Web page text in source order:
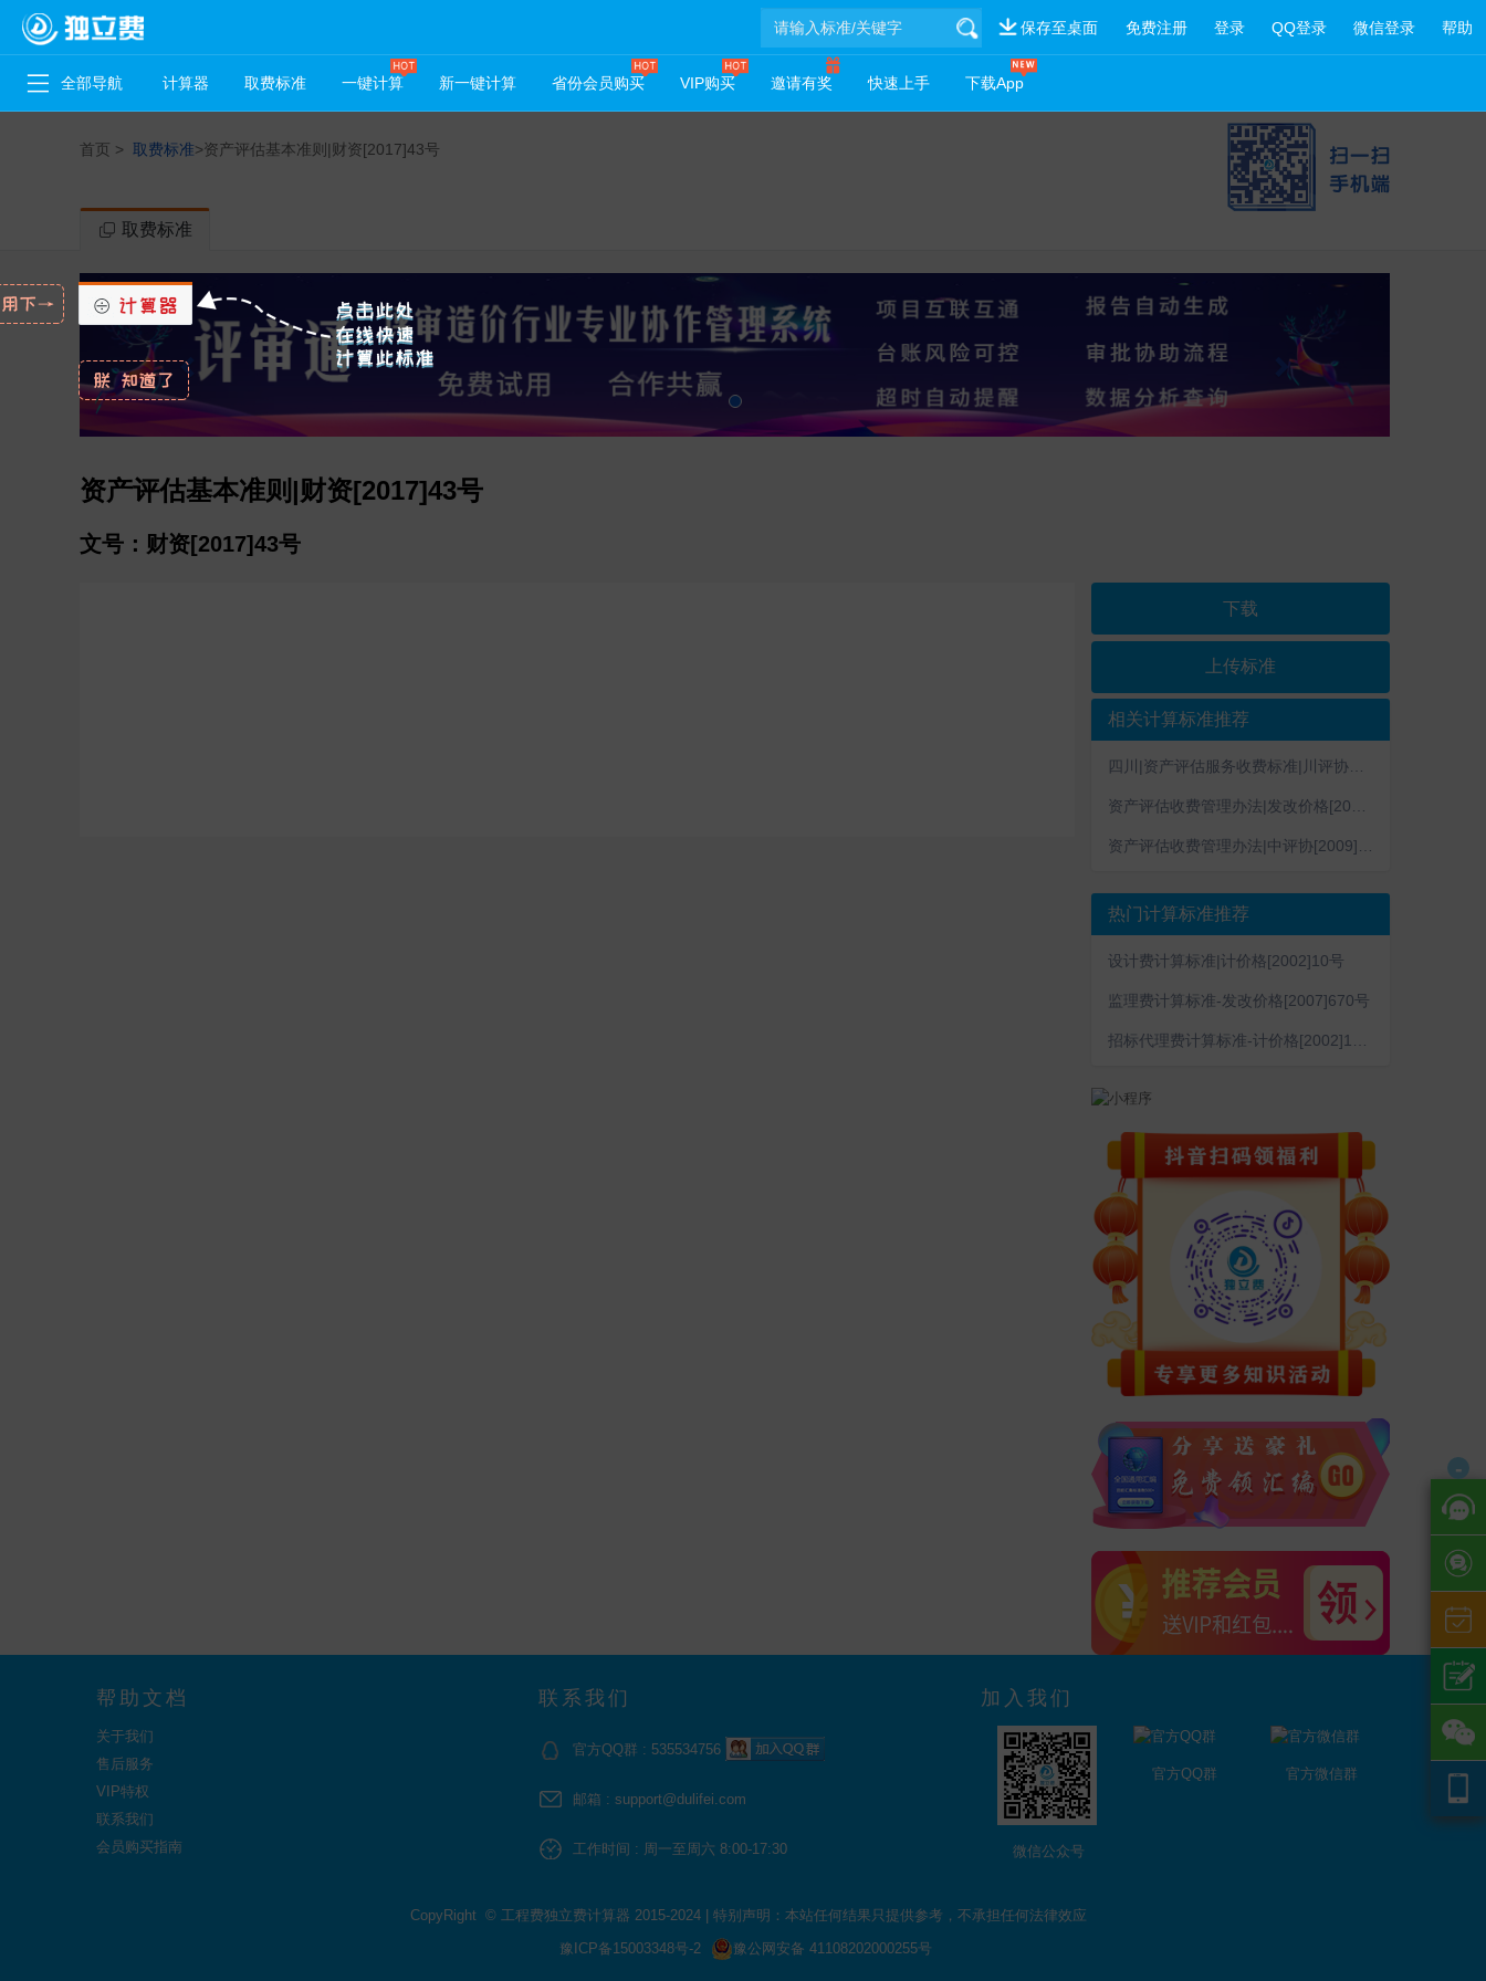
免费注册 登录 QQ登录 微信登录 帮助
保存至桌面
全部导航 计算器 取费标准 一键计算 新一键计算 省份会员购买 VIP购买 邀请有奖 快速上手 下载App
首页 > 取费标准>资产评估基本准则|财资[2017]43号
取费标准
资产评估基本准则|财资[2017]43号
文号：财资[2017]43号
下载
上传标准
相关计算标准推荐
热门计算标准推荐
设计费计算标准|计价格[2002]10号
监理费计算标准-发改价格[2007]670号
帮助文档
关于我们
售后服务
VIP特权
联系我们
会员购买指南
联系我们
官方QQ群 : 535534756
邮箱 : support@dulifei.com
工作时间 : 周一至周六 8:00-17:30
加入我们
微信公众号
官方QQ群 官方微信群
CopyRight © 工程费独立费计算器 2015-2024 特别声明：本站任何结果只提供参考，不承担任何法律效应
豫ICP备15003348号-2 豫公网安备 41108202000255号
-